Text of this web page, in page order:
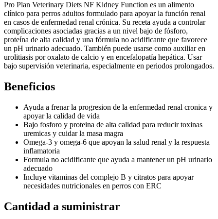
Pro Plan Veterinary Diets NF Kidney Function es un alimento
clínico para perros adultos formulado para apoyar la función renal
en casos de enfermedad renal crónica. Su receta ayuda a controlar
complicaciones asociadas gracias a un nivel bajo de fósforo,
proteína de alta calidad y una fórmula no acidificante que favorece
un pH urinario adecuado. También puede usarse como auxiliar en
urolitiasis por oxalato de calcio y en encefalopatía hepática. Usar
bajo supervisión veterinaria, especialmente en periodos prolongados.
Beneficios
Ayuda a frenar la progresion de la enfermedad renal cronica y
apoyar la calidad de vida
Bajo fosforo y proteina de alta calidad para reducir toxinas
uremicas y cuidar la masa magra
Omega-3 y omega-6 que apoyan la salud renal y la respuesta
inflamatoria
Formula no acidificante que ayuda a mantener un pH urinario
adecuado
Incluye vitaminas del complejo B y citratos para apoyar
necesidades nutricionales en perros con ERC
Cantidad a suministrar